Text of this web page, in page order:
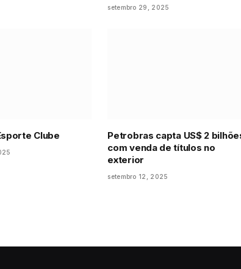
setembro 29, 2025
Clube
Petrobras capta US$ 2
com venda de títulos no
exterior
setembro 12, 2025